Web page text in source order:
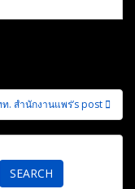
. สำนักงานแพร่’s post